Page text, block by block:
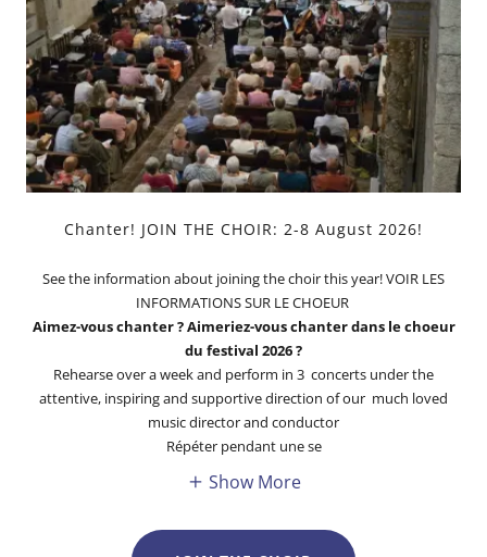
Chanter! JOIN THE CHOIR: 2-8 August 2026!
See the information about joining the choir this year! VOIR LES
INFORMATIONS SUR LE CHOEUR
Aimez-vous chanter ? Aimeriez-vous chanter dans le choeur
du festival 2026 ?
Rehearse over a week and perform in 3 concerts under the
attentive, inspiring and supportive direction of our much loved
music director and conductor
Répéter pendant une se
Show More